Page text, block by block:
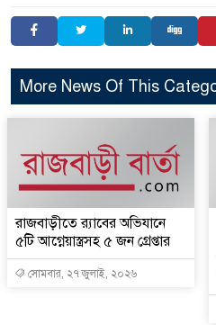
More News Of This
রাজবাড়ীতে র‌্যাবের অভিযানে
৫টি আগ্নেয়াস্ত্রসহ ৫ জন গ্রেপ্তার
সোমবার, ২৭ জুলাই, ২০২৬